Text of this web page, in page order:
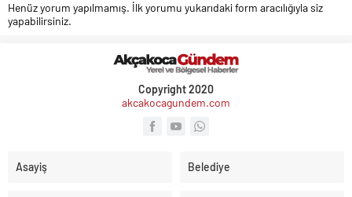
Henüz yorum yapılmamış. İlk yorumu yukarıdaki form aracılığıyla siz
yapabilirsiniz.
Copyright 2020
akcakocagundem.com
Asayiş Belediye